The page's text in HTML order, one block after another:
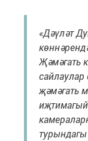
«Дәүләт
Җәмәгать
сайлаулар
җәмәгать
иҗтимагый